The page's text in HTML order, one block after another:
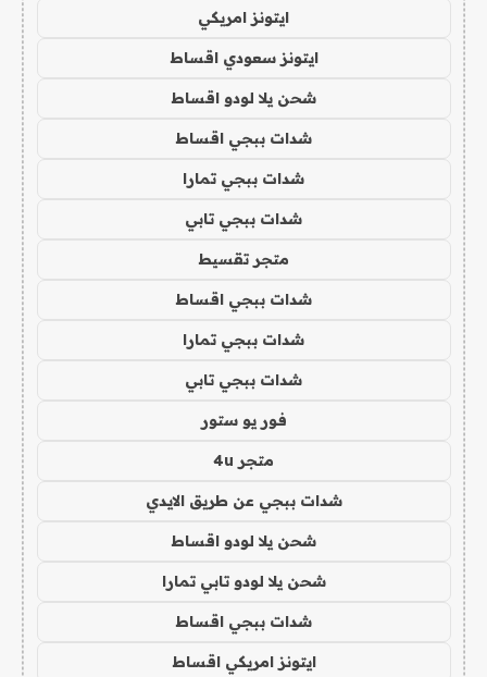
ايتونز امريكي
ايتونز سعودي اقساط
شحن يلا لودو اقساط
شدات ببجي اقساط
شدات ببجي تمارا
شدات ببجي تابي
متجر تقسيط
شدات ببجي اقساط
شدات ببجي تمارا
شدات ببجي تابي
فور يو ستور
متجر 4u
شدات ببجي عن طريق الايدي
شحن يلا لودو اقساط
شحن يلا لودو تابي تمارا
شدات ببجي اقساط
ايتونز امريكي اقساط